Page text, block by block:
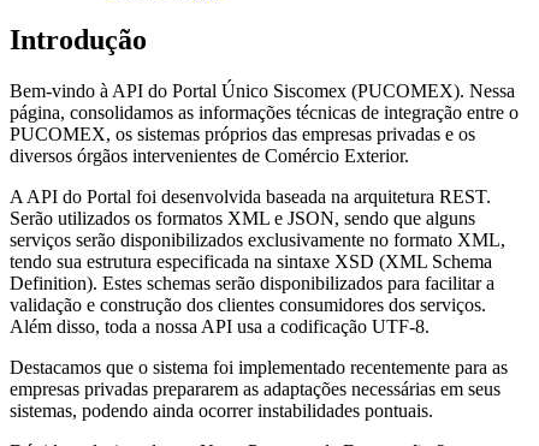
Introdução
Bem-vindo à API do Portal Único Siscomex (PUCOMEX). Nessa
página, consolidamos as informações técnicas de integração entre o
PUCOMEX, os sistemas próprios das empresas privadas e os
diversos órgãos intervenientes de Comércio Exterior.
A API do Portal foi desenvolvida baseada na arquitetura REST.
Serão utilizados os formatos XML e JSON, sendo que alguns
serviços serão disponibilizados exclusivamente no formato XML,
tendo sua estrutura especificada na sintaxe XSD (XML Schema
Definition). Estes schemas serão disponibilizados para facilitar a
validação e construção dos clientes consumidores dos serviços.
Além disso, toda a nossa API usa a codificação UTF-8.
Destacamos que o sistema foi implementado recentemente para as
empresas privadas prepararem as adaptações necessárias em seus
sistemas, podendo ainda ocorrer instabilidades pontuais.